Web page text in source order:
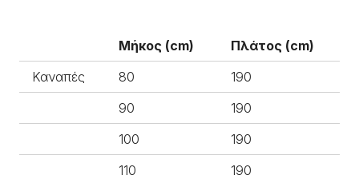
Μήκος (cm)
Πλάτος (cm)
Καναπές
80
190
90
190
100
190
110
190